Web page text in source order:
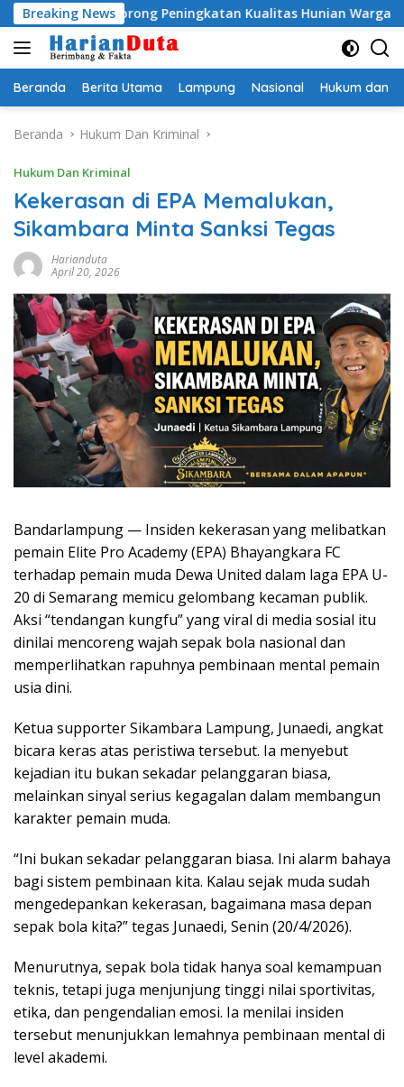
Langsung
ke
konten
Breaking News
Dorong Peningkatan Kualitas Hunian Warga dan Serap
Beranda Berita Utama Lampung Nasional Hukum dan
Beranda Hukum Dan Kriminal
Hukum Dan Kriminal
Kekerasan di EPA Memalukan,
Sikambara Minta Sanksi Tegas
Harianduta
April 20, 2026
Bandarlampung — Insiden kekerasan yang melibatkan
pemain Elite Pro Academy (EPA) Bhayangkara FC
terhadap pemain muda Dewa United dalam laga EPA U-
20 di Semarang memicu gelombang kecaman publik.
Aksi “tendangan kungfu” yang viral di media sosial itu
dinilai mencoreng wajah sepak bola nasional dan
memperlihatkan rapuhnya pembinaan mental pemain
usia dini.
Ketua supporter Sikambara Lampung, Junaedi, angkat
bicara keras atas peristiwa tersebut. Ia menyebut
kejadian itu bukan sekadar pelanggaran biasa,
melainkan sinyal serius kegagalan dalam membangun
karakter pemain muda.
“Ini bukan sekadar pelanggaran biasa. Ini alarm bahaya
bagi sistem pembinaan kita. Kalau sejak muda sudah
mengedepankan kekerasan, bagaimana masa depan
sepak bola kita?” tegas Junaedi, Senin (20/4/2026).
Menurutnya, sepak bola tidak hanya soal kemampuan
teknis, tetapi juga menjunjung tinggi nilai sportivitas,
etika, dan pengendalian emosi. Ia menilai insiden
tersebut menunjukkan lemahnya pembinaan mental di
level akademi.